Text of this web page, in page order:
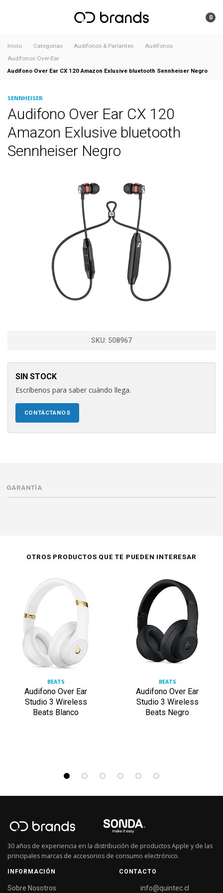
0
Inicio Categorías Audifonos & Parlantes
Audífonos
Audífonos Over-Ear
Audifono Over Ear CX 120 Amazon Exlusive bluetooth Sennheiser Negro
SENNHEISER
Audifono Over Ear CX 120
Amazon Exlusive bluetooth
Sennheiser Negro
SKU: 508967
SIN STOCK
Escríbenos para saber cuándo llega.
CONTÁCTANOS
GARANTÍA
OTROS PRODUCTOS QUE TE PUEDEN INTERESAR
BEATS
Audifono Over Ear
Studio 3 Wireless
Beats Blanco
BEATS
Audifono Over Ear
Studio 3 Wireless
Beats Negro
30 años de experiencia en la distribución de productos Apple y de las
principales marcas de accesorios de consumo electrónico.
INFORMACIÓN
Sobre Nosotros
CONTACTO
info@quintec.cl